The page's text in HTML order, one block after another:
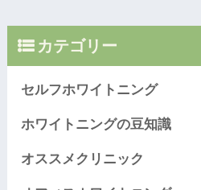
カテゴリー
セルフホワイトニング
ホワイトニングの豆知識
オススメクリニック